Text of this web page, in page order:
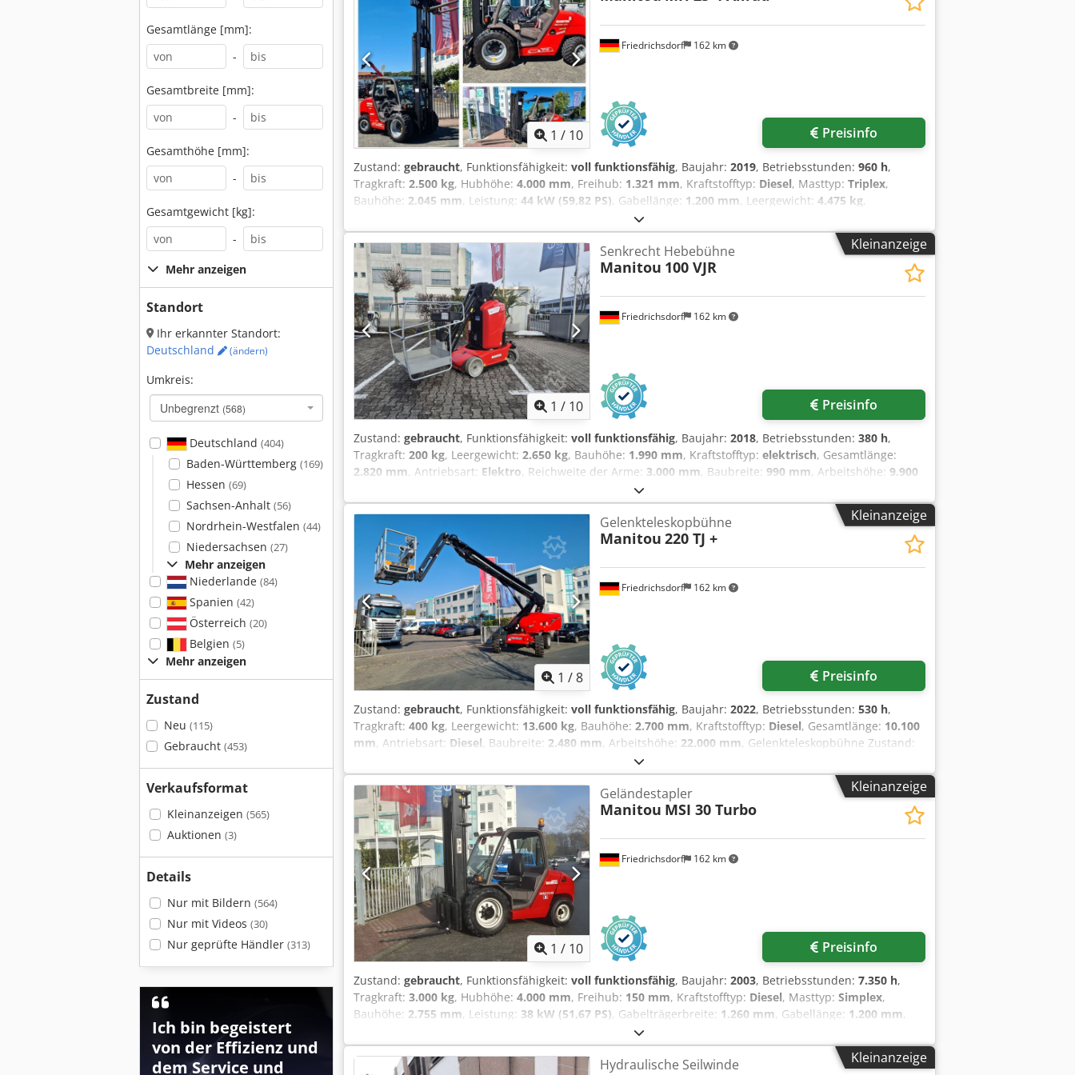
Gesamtlänge [mm]:
-
Gesamtbreite [mm]:
-
Gesamthöhe [mm]:
-
Gesamtgewicht [kg]:
-
Mehr anzeigen
Standort
Ihr erkannter Standort:
Deutschland
(ändern)
Umkreis:
Unbegrenzt (568)
Deutschland (404)
Baden-Württemberg (169)
Hessen (69)
Sachsen-Anhalt (56)
Nordrhein-Westfalen (44)
Niedersachsen (27)
Mehr anzeigen
Niederlande (84)
Spanien (42)
Österreich (20)
Belgien (5)
Mehr anzeigen
Zustand
Neu (115)
Gebraucht (453)
Verkaufsformat
Kleinanzeigen (565)
Auktionen (3)
Details
Nur mit Bildern (564)
Nur mit Videos (30)
Nur geprüfte Händler (313)
Ich bin begeistert
von der Effizienz und
dem Service und
Baustellen. Die Gestaltung des Bedienpults sorgt für ein klares Arbeitsumfeld für schnelle Bedienung und
sofortige Produktivität.
1 / 10
Friedrichsdorf 162 km
Preisinfo
Zustand: gebraucht, Funktionsfähigkeit: voll funktionsfähig, Baujahr: 2019, Betriebsstunden: 960 h,
Tragkraft: 2.500 kg, Hubhöhe: 4.000 mm, Freihub: 1.321 mm, Kraftstofftyp: Diesel, Masttyp: Triplex,
Bauhöhe: 2.045 mm, Leistung: 44 kW (59,82 PS), Gabellänge: 1.200 mm, Leergewicht: 4.475 kg,
, Baubreite:
ISO Klasse: ISO Klasse 2 = 1.000 - 2.500 kg Masttyp: Triplex Getriebe: Hydrostat Geschw. Klasse: 20
Zustand: Neuwertig Zustand Technisch: sehr gut Bereifung vorne Typ: Luft Bereifung vorne Grösse:
15.5/55 R 18 Dcedpfx Aozh Rmbebujk Bereifung vorne Zustand: 80 - 100% Bereifung hinten Typ: Luft
Bereifung hinten Zustand: 60 - 80% Seitenschieber, 3. Ventil, 4. Ventil, Halbkabine,
Kleinanzeige
1 / 10
Friedrichsdorf 162 km
Senkrecht Hebebühne
Manitou 100 VJR
Preisinfo
Zustand: gebraucht, Funktionsfähigkeit: voll funktionsfähig, Baujahr: 2018, Betriebsstunden: 380 h,
Tragkraft: 200 kg, Leergewicht: 2.650 kg, Bauhöhe: 1.990 mm, Kraftstofftyp: elektrisch, Gesamtlänge:
2.820 mm, Antriebsart: Elektro, Reichweite der Arme: 3.000 mm, Baubreite: 990 mm, Arbeitshöhe: 9.900
, Senkrecht Hebebühne Zustand Technisch: gut Bereifung vorne Typ: Bandagen Bereifung vorne
Grösse: 16-5-11 1/4 Bereifung vorne Zustand: 80 - 100% Bereifung hinten Typ: Bandagen Bereifung hinten
Grösse: 16-5-11 1/4 Bereifung hinten Zustand: 80 - 100% Batterie Volt: 24V Batterie Ah: 250Ah Dsdpfxoy
Etzfo Abusck Batterie Typ: PzS Batterie Baujahr: 2018 Batterie Zustand: 80 - 100%
Kleinanzeige
1 /8
Friedrichsdorf 162 km
Gelenkteleskopbühne
Manitou 220 TJ +
Preisinfo
Zustand: gebraucht, Funktionsfähigkeit: voll funktionsfähig, Baujahr: 2022, Betriebsstunden: 530 h,
Tragkraft: 400 kg, Leergewicht: 13.600 kg, Bauhöhe: 2.700 mm, Kraftstofftyp: Diesel, Gesamtlänge: 10.100
mm, Antriebsart: Diesel, Baubreite: 2.480 mm, Arbeitshöhe: 22.000 mm, Gelenkteleskopbühne Zustand:
Neuwertig Zustand Technisch: Neu Dsdoyg Smhepfx Abujck Bereifung vorne Typ: Vollgummi Bereifung
vorne Zustand: 80 - 100% Bereifung hinten Typ: Vollgummi Bereifung hinten Zustand: 80 - 100%
Kleinanzeige
1 / 10
Friedrichsdorf 162 km
Geländestapler
Manitou MSI 30 Turbo
Preisinfo
Zustand: gebraucht, Funktionsfähigkeit: voll funktionsfähig, Baujahr: 2003, Betriebsstunden: 7.350 h,
Tragkraft: 3.000 kg, Hubhöhe: 4.000 mm, Freihub: 150 mm, Kraftstofftyp: Diesel, Masttyp: Simplex,
Bauhöhe: 2.755 mm, Leistung: 38 kW (51,67 PS), Gabelträgerbreite: 1.260 mm, Gabellänge: 1.200 mm,
, Antriebsart:
Lastschwerpunkt: 500 ISO Klasse: ISO Klasse 3 = 2.500 - 4.999 kg Masttyp: Standard Getriebe: Hydrostat
Dedpfsy A T H Ajx Abujck Geschw. Klasse: 20 Zustand: Aufbereitet ohne Garantie Zustand Technisch: gut
Kleinanzeige
Hydraulische Seilwinde